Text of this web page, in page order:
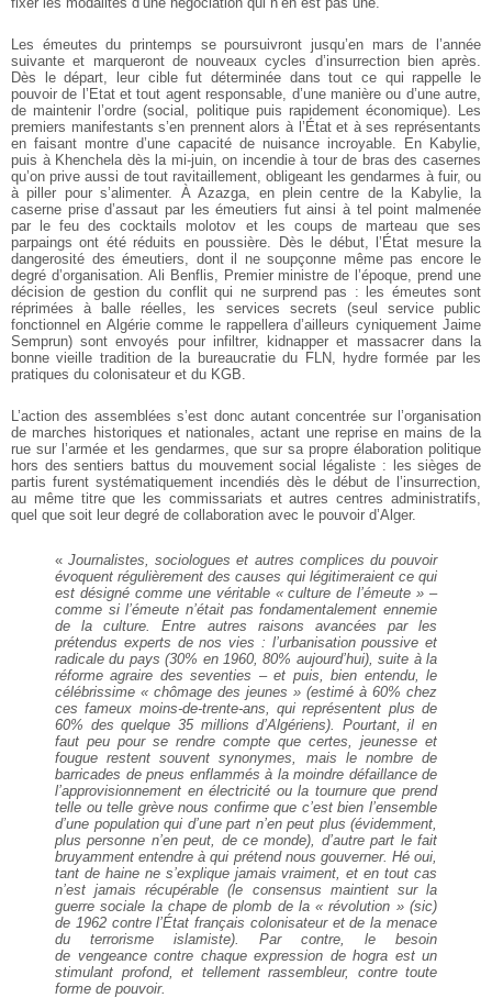
Les émeutes du printemps se poursuivront jusqu’en mars de l’année
suivante et marqueront de nouveaux cycles d’insurrection bien après.
Dès le départ, leur cible fut déterminée dans tout ce qui rappelle le
pouvoir de l’Etat et tout agent responsable, d’une manière ou d’une autre,
de maintenir l’ordre (social, politique puis rapidement économique). Les
premiers manifestants s’en prennent alors à l’État et à ses représentants
en faisant montre d’une capacité de nuisance incroyable. En Kabylie,
puis à Khenchela dès la mi-juin, on incendie à tour de bras des casernes
qu’on prive aussi de tout ravitaillement, obligeant les gendarmes à fuir, ou
à piller pour s’alimenter. À Azazga, en plein centre de la Kabylie, la
caserne prise d’assaut par les émeutiers fut ainsi à tel point malmenée
par le feu des cocktails molotov et les coups de marteau que ses
parpaings ont été réduits en poussière. Dès le début, l’État mesure la
dangerosité des émeutiers, dont il ne soupçonne même pas encore le
degré d’organisation. Ali Benflis, Premier ministre de l’époque, prend une
décision de gestion du conflit qui ne surprend pas : les émeutes sont
réprimées à balle réelles, les services secrets (seul service public
fonctionnel en Algérie comme le rappellera d’ailleurs cyniquement Jaime
Semprun) sont envoyés pour infiltrer, kidnapper et massacrer dans la
bonne vieille tradition de la bureaucratie du FLN, hydre formée par les
pratiques du colonisateur et du KGB.
L’action des assemblées s’est donc autant concentrée sur l’organisation
de marches historiques et nationales, actant une reprise en mains de la
rue sur l’armée et les gendarmes, que sur sa propre élaboration politique
hors des sentiers battus du mouvement social légaliste : les sièges de
partis furent systématiquement incendiés dès le début de l’insurrection,
au même titre que les commissariats et autres centres administratifs,
quel que soit leur degré de collaboration avec le pouvoir d’Alger.
«Journalistes, sociologues et autres complices du pouvoir
évoquent régulièrement des causes qui légitimeraient ce qui
est désigné comme une véritable « culture de l’émeute » –
comme si l’émeute n’était pas fondamentalement ennemie
de la culture. Entre autres raisons avancées par les
prétendus experts de nos vies : l’urbanisation poussive et
radicale du pays (30% en 1960, 80% aujourd’hui), suite à la
réforme agraire des seventies – et puis, bien entendu, le
célébrissime « chômage des jeunes » (estimé à 60% chez
ces fameux moins-de-trente-ans, qui représentent plus de
60% des quelque 35 millions d’Algériens). Pourtant, il en
faut peu pour se rendre compte que certes, jeunesse et
fougue restent souvent synonymes, mais le nombre de
barricades de pneus enflammés à la moindre défaillance de
l’approvisionnement en électricité ou la tournure que prend
telle ou telle grève nous confirme que c’est bien l’ensemble
d’une population qui d’une part n’en peut plus (évidemment,
plus personne n’en peut, de ce monde), d’autre part le fait
bruyamment entendre à qui prétend nous gouverner. Hé oui,
tant de haine ne s’explique jamais vraiment, et en tout cas
n’est jamais récupérable (le consensus maintient sur la
guerre sociale la chape de plomb de la « révolution » (sic)
de 1962 contre l’État français colonisateur et de la menace
du terrorisme islamiste). Par contre, le besoin
de vengeance contre chaque expression de hogra est un
stimulant profond, et tellement rassembleur, contre toute
forme de pouvoir.